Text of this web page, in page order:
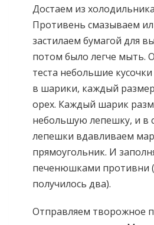
Достаем из
Противень смазываем
застилаем бумагой для
потом было легче мыть.
теста небольшие
в шарики, каждый
орех. Каждый шарик
небольшую лепешку, и в
лепешки вдавливаем
прямоугольник. И
печенюшками противни
получилось два).
Отправляем творожное